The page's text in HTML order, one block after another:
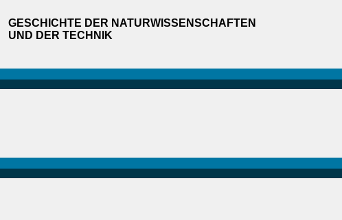
GESCHICHTE DER NATURWISSENSCHAFTEN
UND DER TECHNIK